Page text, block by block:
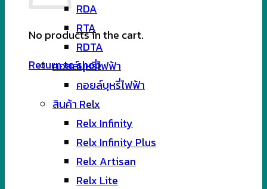
No products in the cart.
Return to shop
RDA
RTA
RDTA
คอยล์บุหรี่ไฟฟ้า
คอยล์บุหรี่ไฟฟ้า
สินค้า Relx
Relx Infinity
Relx Infinity Plus
Relx Artisan
Relx Lite